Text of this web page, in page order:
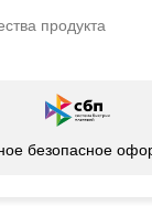
продукта
безопасное